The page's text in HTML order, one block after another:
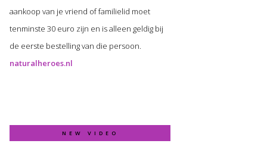
aankoop van je vriend of familielid moet
tenminste 30 euro zijn en is alleen geldig bij
de eerste bestelling van die persoon.
naturalheroes.nl
NEW VIDEO